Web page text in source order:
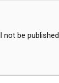
be published.